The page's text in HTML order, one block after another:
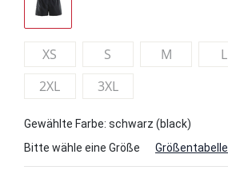
XS S M L
2XL
3XL
Gewählte Farbe: schwarz (black)
Bitte wähle eine Größe
Größentabelle